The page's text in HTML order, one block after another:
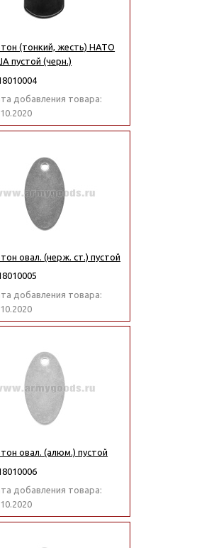
(тонкий, жесть) НАТО
пустой (черн.)
добавления товара:
овал. (нерж. ст.) пустой
добавления товара:
овал. (алюм.) пустой
добавления товара: